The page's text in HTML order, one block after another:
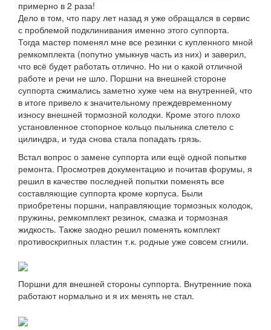
примерно в 2 раза!
Дело в том, что пару лет назад я уже обращался в сервис
с проблемой подклинивания именно этого суппорта.
Тогда мастер поменял мне все резинки с купленного мной
ремкомплекта (попутно умыкнув часть из них) и заверил,
что всё будет работать отлично. Но ни о какой отличной
работе и речи не шло. Поршни на внешней стороне
суппорта сжимались заметно хуже чем на внутренней, что
в итоге привело к значительному преждевременному
износу внешней тормозной колодки. Кроме этого плохо
установленное стопорное кольцо пыльника слетело с
цилиндра, и туда снова стала попадать грязь.
Встал вопрос о замене суппорта или ещё одной попытке
ремонта. Просмотрев документацию и почитав форумы, я
решил в качестве последней попытки поменять все
составляющие суппорта кроме корпуса. Были
приобретены поршни, направляющие тормозных колодок,
пружины, ремкомплект резинок, смазка и тормозная
жидкость. Также заодно решил поменять комплект
противоскрипных пластин т.к. родные уже совсем сгнили.
Поршни для внешней стороны суппорта. Внутренние пока
работают нормально и я их менять не стал.